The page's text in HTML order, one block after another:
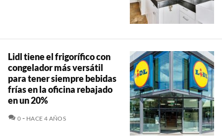
Lidl tiene el frigorífico con
congelador más versátil
para tener siempre bebidas
frías en la oficina rebajado
en un 20%
0 COMENTARIOS
HACE 4 AÑOS